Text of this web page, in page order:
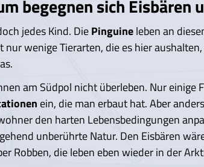
begegnen sich Eisbären
jedes Kind. DiePinguineleben an
nur wenige Tierarten, die es hier
am Südpol nicht überleben. Nur einige
ein, die man erbaut hat. Aber
den harten Lebensbedingungen
unberührte Natur. Den Eisbären
Robben, die leben eben wieder in der